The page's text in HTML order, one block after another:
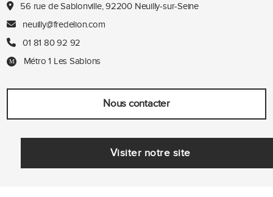
56 rue de Sablonville, 92200 Neuilly-sur-Seine
neuilly@fredelion.com
01 81 80 92 92
Métro 1 Les Sablons
Nous contacter
Visiter notre site